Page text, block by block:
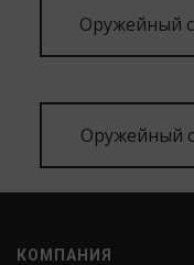
Оружейный
Оружейный
КОМПАНИЯ